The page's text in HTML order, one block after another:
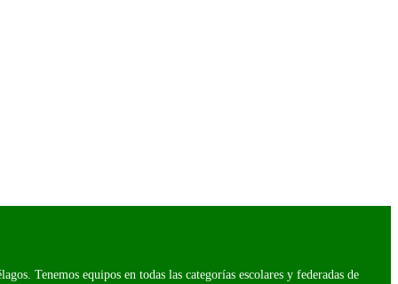
Tenemos equipos en todas las categorías escolares y federadas de